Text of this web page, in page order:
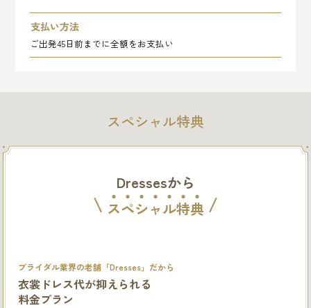
支払い方法
ご出発45日前までに全額をお支払い
スペシャル特典
Dressesから
スペシャル特典
ブライダル業界の老舗「Dresses」だから
衣裳ドレス代が抑えられる
料金プラン